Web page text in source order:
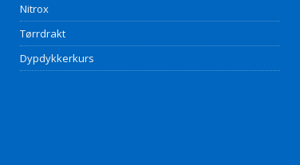
Nitrox
Tørrdrakt
Dypdykkerkurs